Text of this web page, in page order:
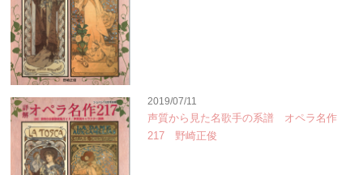
2019/07/11
声質から見た名歌手の系譜 オペラ名作
217 野崎正俊